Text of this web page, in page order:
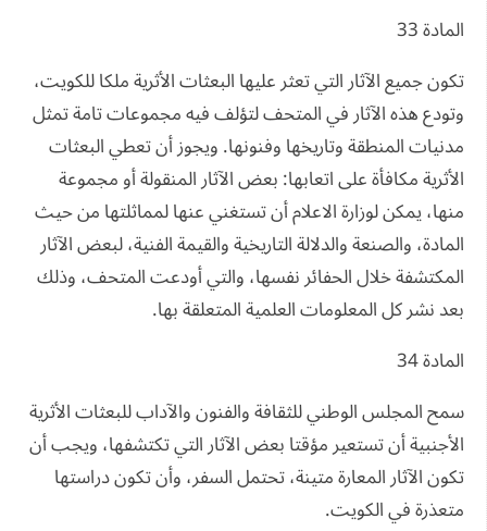
المادة 33
تكون جميع الآثار التي تعثر عليها البعثات الأثرية ملكا للكويت،
وتودع هذه الآثار في المتحف لتؤلف فيه مجموعات تامة تمثل
مدنيات المنطقة وتاريخها وفنونها. ويجوز أن تعطي البعثات
الأثرية مكافأة على اتعابها: بعض الآثار المنقولة أو مجموعة
منها، يمكن لوزارة الاعلام أن تستغني عنها لمماثلتها من حيث
المادة، والصنعة والدلالة التاريخية والقيمة الفنية، لبعض الآثار
المكتشفة خلال الحفائر نفسها، والتي أودعت المتحف، وذلك
بعد نشر كل المعلومات العلمية المتعلقة بها.
المادة 34
سمح المجلس الوطني للثقافة والفنون والآداب للبعثات الأثرية
الأجنبية أن تستعير مؤقتا بعض الآثار التي تكتشفها، ويجب أن
تكون الآثار المعارة متينة، تحتمل السفر، وأن تكون دراستها
متعذرة في الكويت.